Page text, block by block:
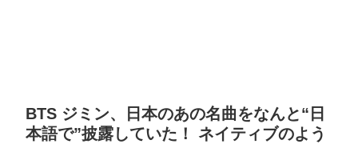
BTS ジミン、日本のあの名曲をなんと“日
本語で”披露していた！ ネイティブのよう